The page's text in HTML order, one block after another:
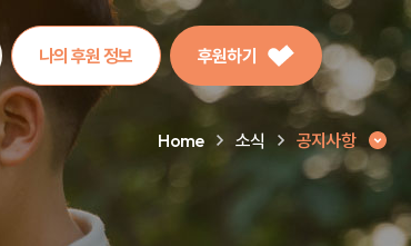
나의 후원 정보 후원하기
Home 소식 공지사항